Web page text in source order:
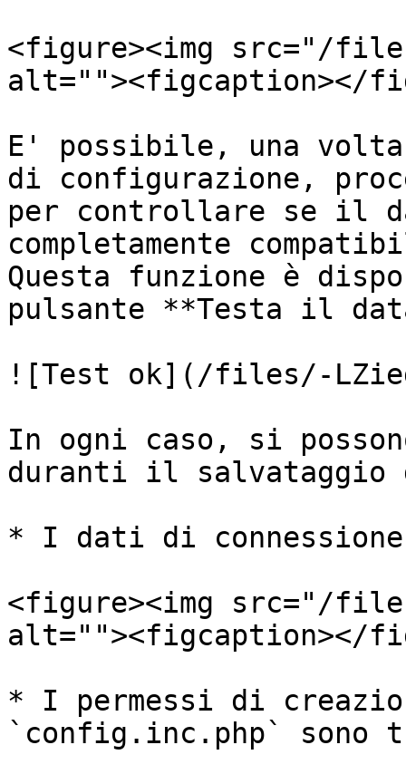
<figure><img src="/
alt=""><figcaption></
E' possibile, una
di configurazione,
per controllare se il
completamente
Questa funzione è
pulsante **Testa il
![Test ok](/files/-
In ogni caso, si
duranti il salvataggio
* I dati di
<figure><img src="/
alt=""><figcaption></
* I permessi di
`config.inc.php`